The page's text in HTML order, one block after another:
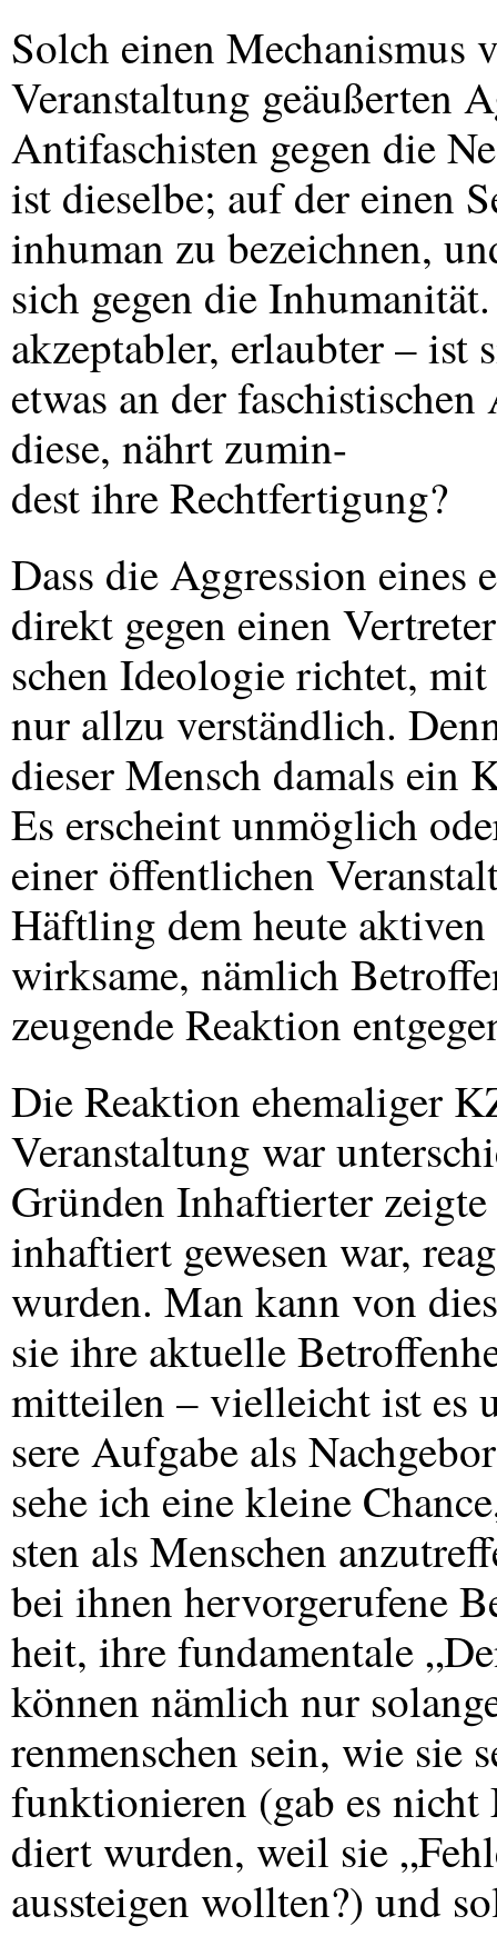
Solch einen Mechanismus
Veranstaltung geäußerten
Antifaschisten gegen die
ist dieselbe; auf der einen
inhuman zu bezeichnen,
sich gegen die
akzeptabler, erlaubter – ist
etwas an der
diese, nährt zumin-
dest ihre Rechtfertigung?
Dass die Aggression
direkt gegen einen
schen Ideologie richtet,
nur allzu verständlich.
dieser Mensch damals ein
Es erscheint unmöglich
einer öffentlichen
Häftling dem heute
wirksame, nämlich
zeugende Reaktion
Die Reaktion ehemaliger
Veranstaltung war
Gründen Inhaftierter
inhaftiert gewesen war,
wurden. Man kann von
sie ihre aktuelle
mitteilen – vielleicht ist es
sere Aufgabe als
sehe ich eine kleine
sten als Menschen
bei ihnen hervorgerufene
heit, ihre fundamentale
können nämlich nur
renmenschen sein, wie sie
funktionieren (gab es
diert wurden, weil sie
aussteigen wollten?) und